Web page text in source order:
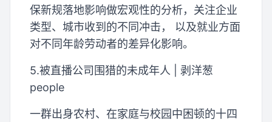
保新规落地影响做宏观性的分析，关注企业
类型、城市收到的不同冲击， 以及就业方面
对不同年龄劳动者的差异化影响。
5.被直播公司围猎的未成年人 | 剥洋葱
people
一群出身农村、在家庭与校园中困顿的十四